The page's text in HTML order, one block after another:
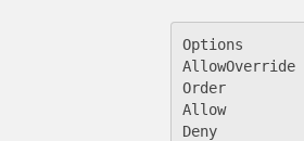
Options
AllowOverride
Order
Allow
Deny